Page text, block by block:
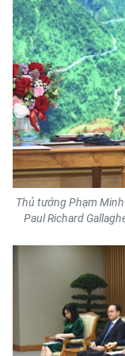
Media Khoa
Media Môi
Ảnh
Infographic
TIN MỚI
TIN ĐỊA PHƯƠNG
Trung du và
Đồng bằng sông
Bắc Trung Bộ
Thủ tướng Phạm
Paul Richard